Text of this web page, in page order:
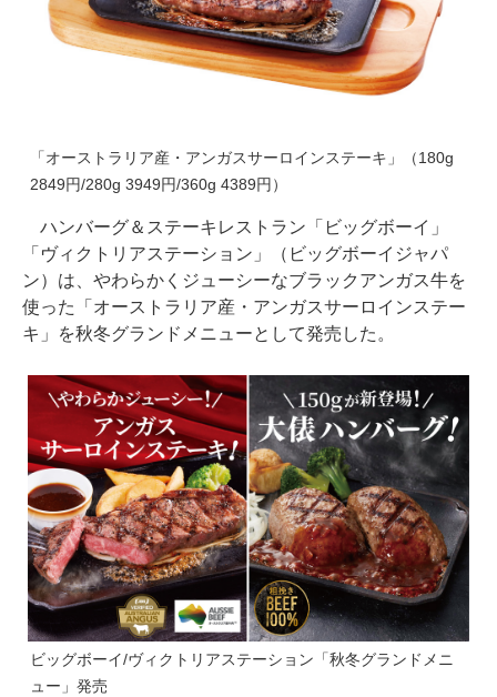
「オーストラリア産・アンガスサーロインステーキ」（180g
2849円/280g 3949円/360g 4389円）
ハンバーグ＆ステーキレストラン「ビッグボーイ」
「ヴィクトリアステーション」（ビッグボーイジャパ
ン）は、やわらかくジューシーなブラックアンガス牛を
使った「オーストラリア産・アンガスサーロインステー
キ」を秋冬グランドメニューとして発売した。
ビッグボーイ/ヴィクトリアステーション「秋冬グランドメニ
ュー」発売